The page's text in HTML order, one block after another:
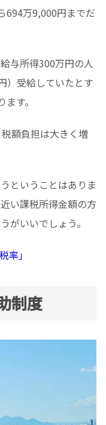
694万9,000円までだ
与所得300万円の人
）受給していたとす
す。
額負担は大きく増
ということはありま
い課税所得金額の方
がいいでしょう。
率」
制度